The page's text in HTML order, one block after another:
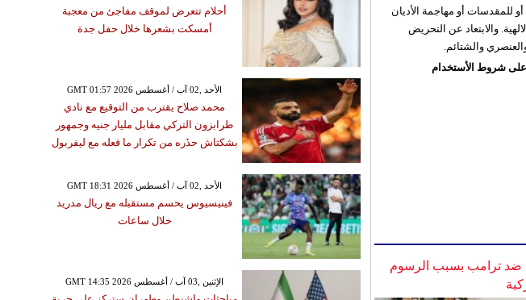
للمقدسات أو مهاجمة الأديان
والابتعاد عن التحريض
والشتائم.
على شروط الأستخدام
ضد ترامب بسبب الرسوم
أحلام تتعرض لموقف مفاجئ من معجبة
أمسكت بشعرها خلال حفل جدة
GMT 01:57 2026 الأحد ,02 آب / أغسطس
محمد صلاح يقترب من التوقيع مع نادي
طرابزون التركي مقابل مليار جنيه وجمهور
بشكتاش حذَره من تكرار ما فعله مع ليفربول
GMT 18:31 2026 الأحد ,02 آب / أغسطس
فينيسيوس يحسم مستقبله مع ريال مدريد
خلال ساعات
GMT 14:35 2026 الإثنين ,03 آب / أغسطس